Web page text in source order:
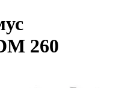
260